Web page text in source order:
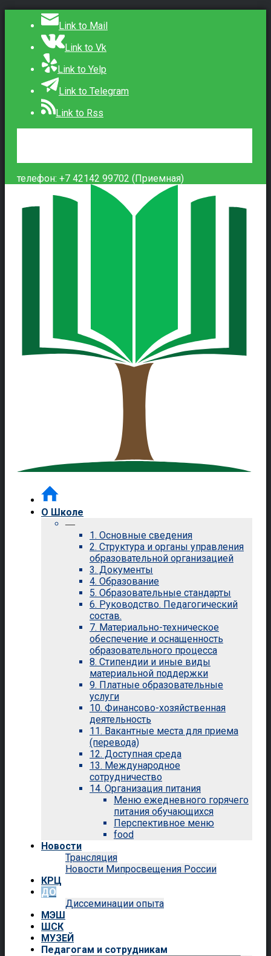
Link to Mail
Link to Vk
Link to Yelp
Link to Telegram
Link to Rss
телефон: +7 42142 99702 (Приемная)
О Школе
—
1. Основные сведения
2. Структура и органы управления
образовательной организацией
3. Документы
4. Образование
5. Образовательные стандарты
6. Руководство. Педагогический
состав.
7. Материально-техническое
обеспечение и оснащенность
образовательного процесса
8. Стипендии и иные виды
материальной поддержки
9. Платные образовательные
услуги
10. Финансово-хозяйственная
деятельность
11. Вакантные места для приема
(перевода)
12. Доступная среда
13. Международное
сотрудничество
14. Организация питания
Меню ежедневного горячего
питания обучающихся
Перспективное меню
food
Новости
Трансляция
Новости Мипросвещения России
КРЦ
ДО
Диссеминации опыта
МЭШ
ШСК
МУЗЕЙ
Педагогам и сотрудникам